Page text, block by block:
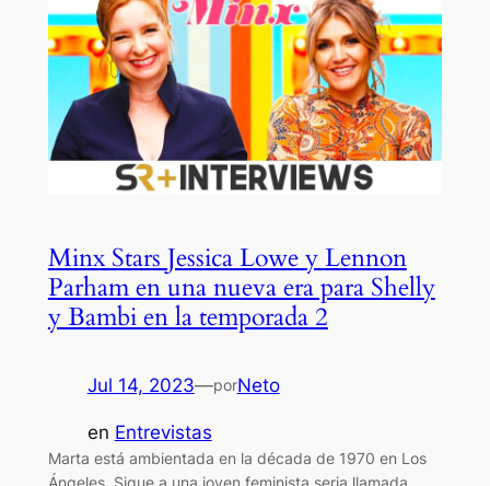
Minx Stars Jessica Lowe y Lennon
Parham en una nueva era para Shelly
y Bambi en la temporada 2
Jul 14, 2023—porNeto
en Entrevistas
Marta está ambientada en la década de 1970 en Los
Ángeles. Sigue a una joven feminista seria llamada